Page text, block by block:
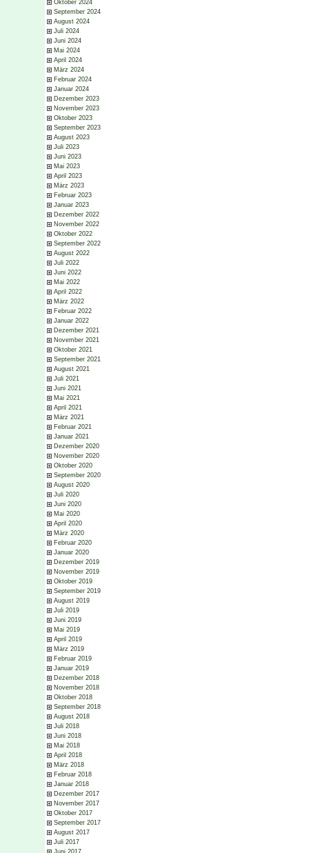
Oktober 2024
September 2024
August 2024
Juli 2024
Juni 2024
Mai 2024
April 2024
März 2024
Februar 2024
Januar 2024
Dezember 2023
November 2023
Oktober 2023
September 2023
August 2023
Juli 2023
Juni 2023
Mai 2023
April 2023
März 2023
Februar 2023
Januar 2023
Dezember 2022
November 2022
Oktober 2022
September 2022
August 2022
Juli 2022
Juni 2022
Mai 2022
April 2022
März 2022
Februar 2022
Januar 2022
Dezember 2021
November 2021
Oktober 2021
September 2021
August 2021
Juli 2021
Juni 2021
Mai 2021
April 2021
März 2021
Februar 2021
Januar 2021
Dezember 2020
November 2020
Oktober 2020
September 2020
August 2020
Juli 2020
Juni 2020
Mai 2020
April 2020
März 2020
Februar 2020
Januar 2020
Dezember 2019
November 2019
Oktober 2019
September 2019
August 2019
Juli 2019
Juni 2019
Mai 2019
April 2019
März 2019
Februar 2019
Januar 2019
Dezember 2018
November 2018
Oktober 2018
September 2018
August 2018
Juli 2018
Juni 2018
Mai 2018
April 2018
März 2018
Februar 2018
Januar 2018
Dezember 2017
November 2017
Oktober 2017
September 2017
August 2017
Juli 2017
Juni 2017